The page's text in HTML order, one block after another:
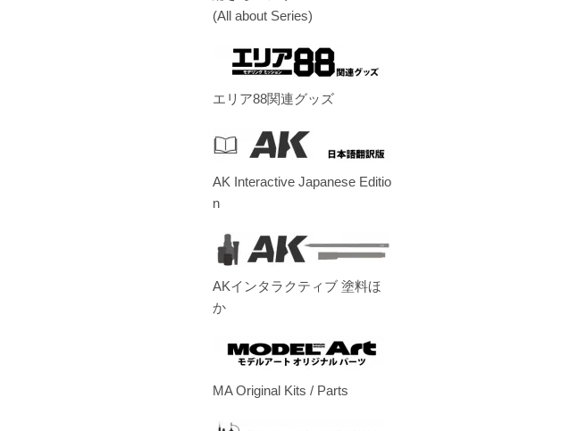
(All about Series)
エリア88関連グッズ
AK Interactive Japanese Editio
n
AKインタラクティブ 塗料ほ
か
MA Original Kits / Parts